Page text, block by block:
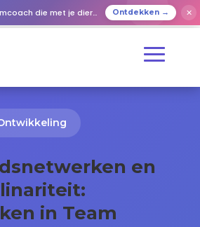
die met je dierbaren speelt Ontdekken → ✕
en
in Team